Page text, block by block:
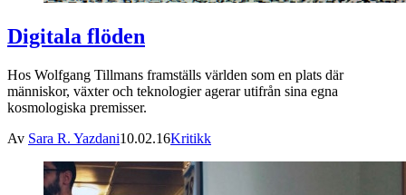
Digitala flöden
Hos Wolfgang Tillmans framställs världen som en plats där
människor, växter och teknologier agerar utifrån sina egna
kosmologiska premisser.
Av Sara R. Yazdani10.02.16Kritikk